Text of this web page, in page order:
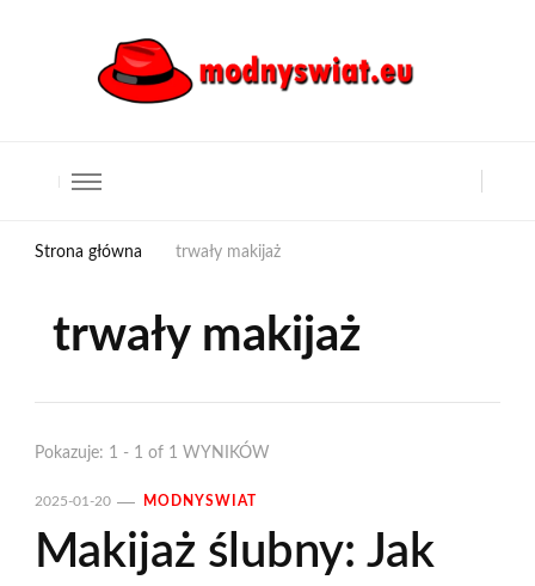
Strona główna trwały makijaż
trwały makijaż
Pokazuje: 1 - 1 of 1 WYNIKÓW
2025-01-20 MODNYSWIAT
Makijaż ślubny: Jak